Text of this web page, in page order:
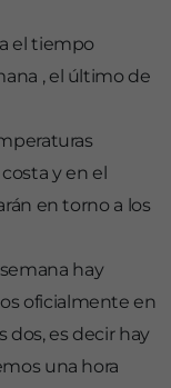
el tiempo
, el último de
y en el
en torno a los
hay
oficialmente en
dos, es decir hay
una hora